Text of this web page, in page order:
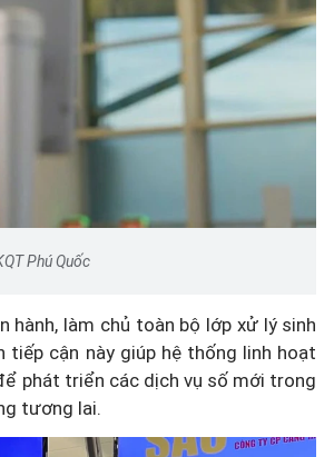
Phú Quốc
hành, làm chủ toàn bộ lớp xử lý sinh
tiếp cận này giúp hệ thống linh hoạt
phát triển các dịch vụ số mới trong
tương lai.